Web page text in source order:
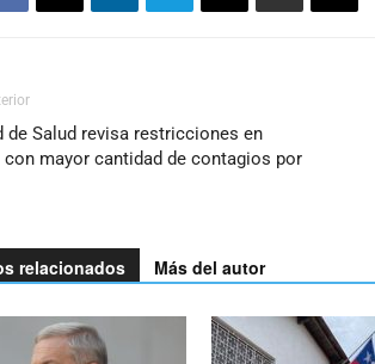
de Salud revisa restricciones en
mayor cantidad de contagios por
relacionados Más del autor